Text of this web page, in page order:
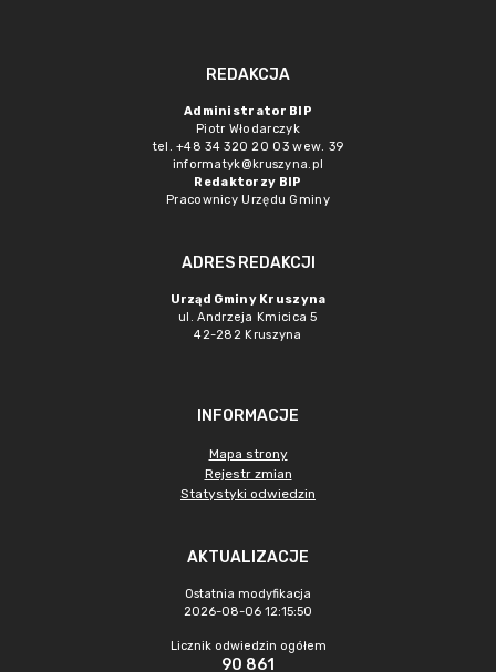
REDAKCJA
Administrator BIP
Piotr Włodarczyk
tel. +48 34 320 20 03 wew. 39
informatyk@kruszyna.pl
Redaktorzy BIP
Pracownicy Urzędu Gminy
ADRES REDAKCJI
Urząd Gminy Kruszyna
ul. Andrzeja Kmicica 5
42-282 Kruszyna
INFORMACJE
Mapa strony
Rejestr zmian
Statystyki odwiedzin
AKTUALIZACJE
Ostatnia modyfikacja
2026-08-06 12:15:50
Licznik odwiedzin ogółem
90 861